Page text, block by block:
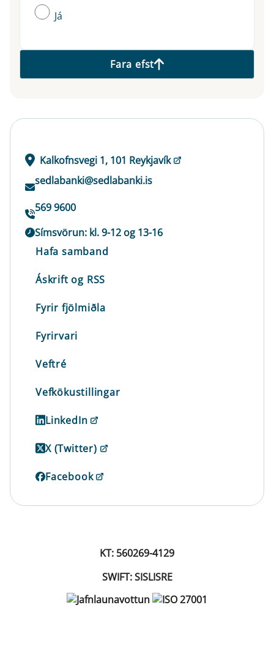
Já
Fara efst
Kalkofnsvegi 1, 101 Reykjavík
sedlabanki@sedlabanki.is
569 9600
Símsvörun: kl. 9-12 og 13-16
Hafa samband
Áskrift og RSS
Fyrir fjölmiðla
Fyrirvari
Veftré
Vefkökustillingar
LinkedIn
X (Twitter)
Facebook
KT: 560269-4129
SWIFT: SISLISRE